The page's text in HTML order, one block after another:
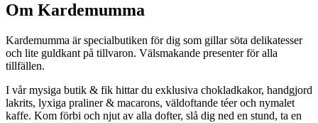
Om Kardemumma
Kardemumma är specialbutiken för dig som gillar söta delikatesser
och lite guldkant på tillvaron. Välsmakande presenter för alla
tillfällen.
I vår mysiga butik & fik hittar du exklusiva chokladkakor, handgjord
lakrits, lyxiga praliner & macarons, väldoftande téer och nymalet
kaffe. Kom förbi och njut av alla dofter, slå dig ned en stund, ta en